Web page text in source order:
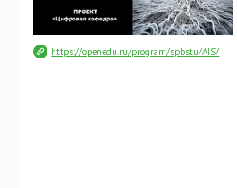
https://openedu.ru/program/spbstu/AIS/